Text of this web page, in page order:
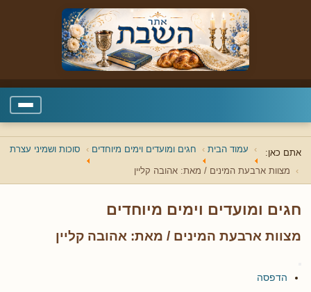
אתם כאן: עמוד הבית חגים ומועדים וימים מיוחדים סוכות ושמיני עצרת
מצוות ארבעת המינים / מאת: אהובה קליין
חגים ומועדים וימים מיוחדים
מצוות ארבעת המינים / מאת: אהובה קליין
הדפסה